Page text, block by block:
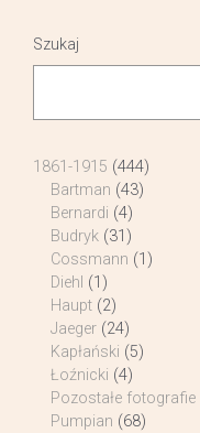
Szukaj
1861-1915 (444)
Bartman (43)
Bernardi (4)
Budryk (31)
Cossmann (1)
Diehl (1)
Haupt (2)
Jaeger (24)
Kapłański (5)
Łoźnicki (4)
Pozostałe fotografie
Pumpian (68)